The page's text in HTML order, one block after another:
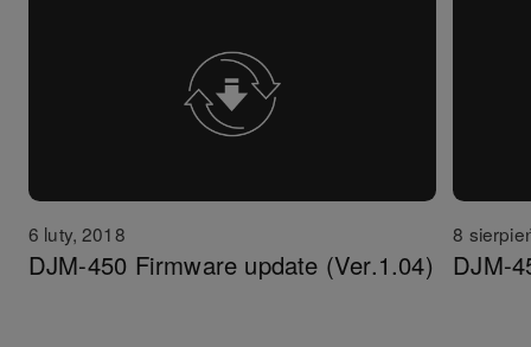
6 luty, 2018
DJM-450 Firmware update (Ver.1.04)
8
DJM-